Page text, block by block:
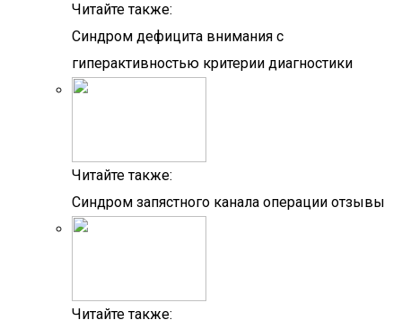
Читайте также:
Синдром дефицита внимания с
гиперактивностью критерии диагностики
Читайте также:
Синдром запястного канала операции отзывы
Читайте также: